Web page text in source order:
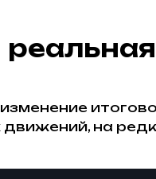
реальная
на